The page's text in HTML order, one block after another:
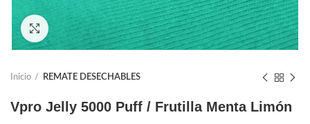
Ampliar
Inicio REMATE DESECHABLES
Vpro Jelly 5000 Puff / Frutilla Menta Limón